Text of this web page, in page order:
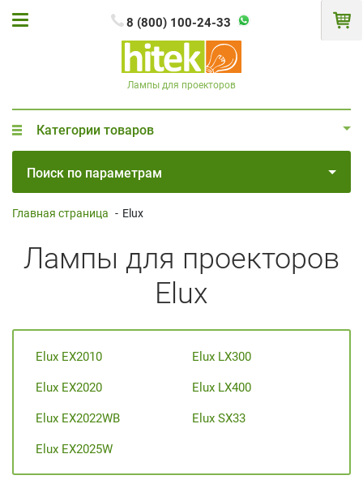
8 (800) 100-24-33
Лампы для проекторов
Категории товаров
Поиск по параметрам
Главная страница - Elux
Лампы для проекторов
Elux
Elux EX2010
Elux EX2020
Elux EX2022WB
Elux EX2025W
Elux LX300
Elux LX400
Elux SX33